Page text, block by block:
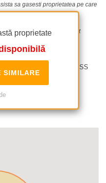
proprietate
SIMILARE
sa gasesti proprietatea pe care
din cadrul SC Management
pentru colaborarea cu BLISS
web.